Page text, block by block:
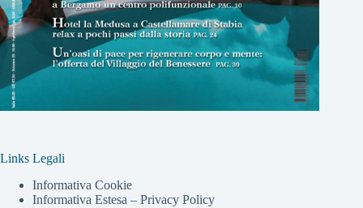
Links Legali
Informativa Cookie
Informativa Estesa – Privacy Policy